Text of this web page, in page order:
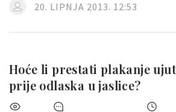
20. LIPNJA 2013. 12:53
Hoće li prestati plakanje
prije odlaska u jaslice?